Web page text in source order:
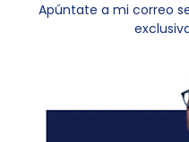
Apúntate a mi correo